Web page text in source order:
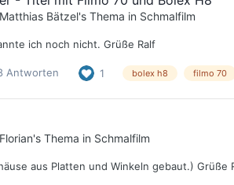
Matthias Bätzel's Thema in Schmalfilm
ich noch nicht. Grüße Ralf
Antworten 1 bolex h8 filmo 70
Florian's Thema in Schmalfilm
aus Platten und Winkeln gebaut.) Grüße